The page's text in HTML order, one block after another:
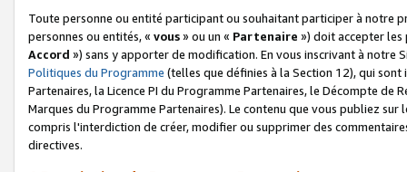
Toute personne ou entité participant ou souhaitant participer à notre
personnes ou entités, « vous» ou un « Partenaire ») doit accepter les
Accord ») sans y apporter de modification. En vous inscrivant à notre
Politiques du Programme (telles que définies à la Section 12), qui
Partenaires, la Licence PI du Programme Partenaires, le Décompte de
Marques du Programme Partenaires). Le contenu que vous publiez
compris l'interdiction de créer, modifier ou supprimer des
directives.